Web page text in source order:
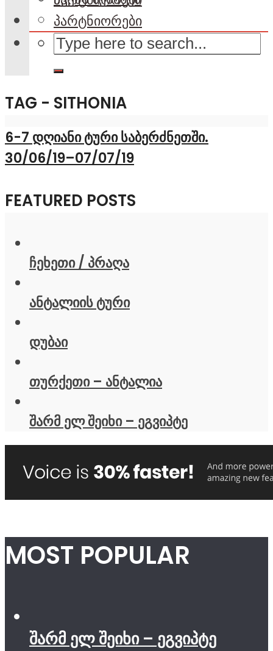
პარტნიორები
TAG - SITHONIA
6-7 დღიანი ტური საბერძნეთში.
30/06/19–07/07/19
FEATURED POSTS
ჩეხეთი / პრაღა
ანტალიის ტური
დუბაი
თურქეთი – ანტალია
შარმ ელ შეიხი – ეგვიპტე
MOST POPULAR
შარმ ელ შეიხი – ეგვიპტე